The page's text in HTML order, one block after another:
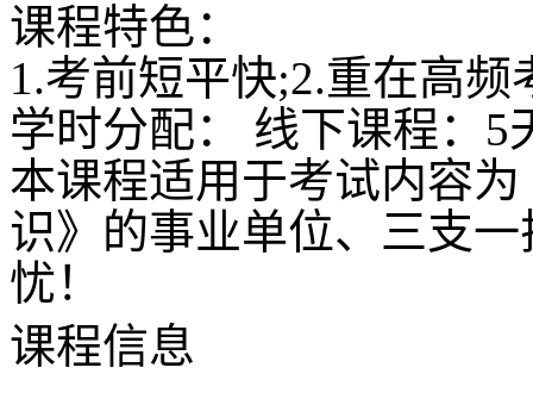
课程特色：
1.考前短平快;2.重在高
学时分配： 线下课程：5
本课程适用于考试内容
识》的事业单位、三支
忧！
课程信息